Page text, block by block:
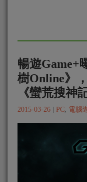
暢遊Game+
樹Online》
《蠻荒搜神
2015-03-26 PC 電腦